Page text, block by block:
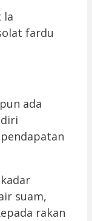
la
fardu
ada
suam,
rakan